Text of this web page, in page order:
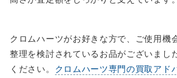
クロムハーツがお好きな方で、ご使用機
整理を検討されているお品がございまし
ください。 クロムハーツ専門の買取アド